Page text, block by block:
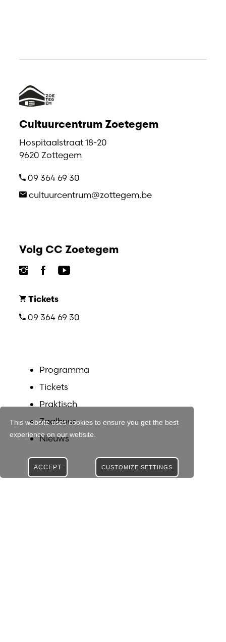
This website uses cookies to ensure you get the best
experience on our website.
CUSTOMIZE SETTINGS
ACCEPT
Cultuurcentrum Zoetegem
Hospitaalstraat 18-20
9620 Zottegem
09 364 69 30
cultuurcentrum@zottegem.be
Volg CC Zoetegem
Tickets
09 364 69 30
Programma
Tickets
Praktisch
Zaalhuur
Nieuws